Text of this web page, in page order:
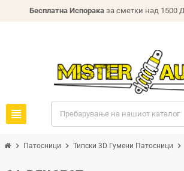
Бесплатна Испорака за сметки над 1500
view_headline
chevron_right Патосници chevron_right Типски 3D Гумени Патосници chevron_right